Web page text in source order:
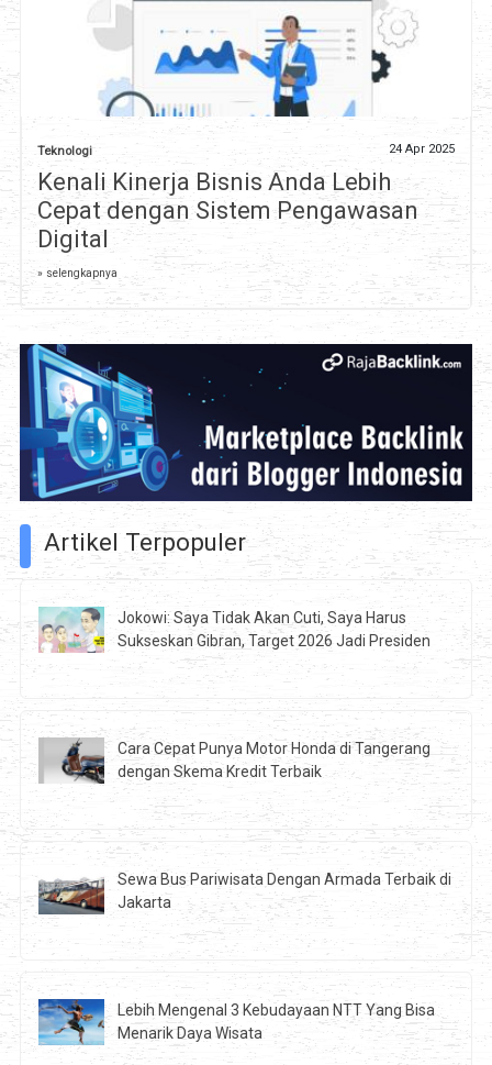
Teknologi 24 Apr 2025
Kenali Kinerja Bisnis Anda Lebih
Cepat dengan Sistem Pengawasan
Digital
» selengkapnya
Artikel Terpopuler
Jokowi: Saya Tidak Akan Cuti, Saya Harus
Sukseskan Gibran, Target 2026 Jadi Presiden
Cara Cepat Punya Motor Honda di Tangerang
dengan Skema Kredit Terbaik
Sewa Bus Pariwisata Dengan Armada Terbaik di
Jakarta
Lebih Mengenal 3 Kebudayaan NTT Yang Bisa
Menarik Daya Wisata